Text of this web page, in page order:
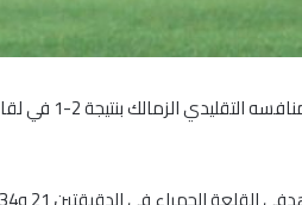
حقق فريق